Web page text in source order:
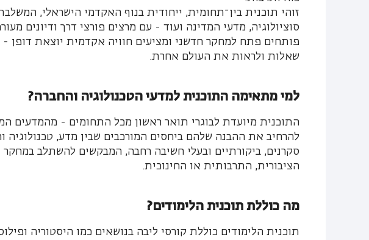
זוהי תוכנית בין־תחומית, ייחודית בנוף האקדמי הישראלי,
סוציולוגיה, מדעי המדינה ועוד - עם מרצים פורצי דרך ודיונים
פותחים פתח למחקר חדשני ומציעים חוויה אקדמית יוצאת דופן
שאלות ולראות את העולם אחרת.
למי מתאימה התוכנית למדעי הטכנולוגיה והחברה?
התוכנית מיועדת לבוגרי תואר ראשון מכל התחומים - מהמדעים
להרחיב את ההבנה שלהם ביחסים המורכבים שבין מדע,
סקרנים, ביקורתיים ובעלי חשיבה רחבה, המבקשים להשתלב במחקר
הציבורית, התרבותית או החינוכית.
מה כוללת תוכנית הלימודים?
תוכנית הלימודים כוללת קורסי ליבה בנושאים כמו היסטוריה